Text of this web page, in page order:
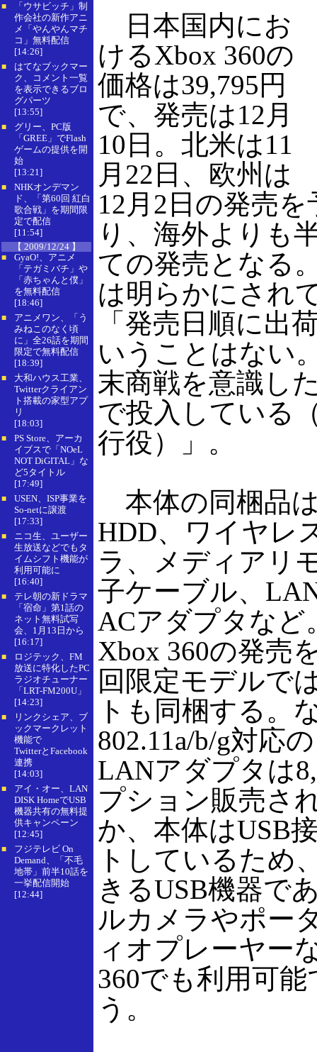
■
「ウサビッチ」制
作会社の新作アニ
メ「やんやんマチ
コ」無料配信
[14:26]
■
はてなブックマー
ク、コメント一覧
を表示できるブロ
グパーツ
[13:55]
■
グリー、PC版
「GREE」でFlash
ゲームの提供を開
始
[13:21]
■
NHKオンデマン
ド、「第60回 紅白
歌合戦」を期間限
定で配信
[11:54]
【 2009/12/24 】
■
GyaO!、アニメ
「テガミバチ」や
「赤ちゃんと僕」
を無料配信
[18:46]
■
アニメワン、「う
みねこのなく頃
に」全26話を期間
限定で無料配信
[18:39]
■
大和ハウス工業、
Twitterクライアン
ト搭載の家型アプ
リ
[18:03]
■
PS Store、アーカ
イブスで「NOeL
NOT DiGITAL」な
ど5タイトル
[17:49]
■
USEN、ISP事業を
So-netに譲渡
[17:33]
■
ニコ生、ユーザー
生放送などでもタ
イムシフト機能が
利用可能に
[16:40]
■
テレ朝の新ドラマ
「宿命」第1話の
ネット無料試写
会、1月13日から
[16:17]
■
ロジテック、FM
放送に特化したPC
ラジオチューナー
「LRT-FM200U」
[14:23]
■
リンクシェア、ブ
ックマークレット
機能で
TwitterとFacebook
連携
[14:03]
■
アイ・オー、LAN
DISK HomeでUSB
機器共有の無料提
供キャンペーン
[12:45]
■
フジテレビ On
Demand、「不毛
地帯」前半10話を
一挙配信開始
[12:44]
日本国内にお
けるXbox 360の
価格は39,795円
で、発売は12月
10日。北米は11
月22日、欧州は
12月2日の発売
り、海外よりも
ての発売となる
は明らかにされ
「発売日順に出
いうことはない
末商戦を意識し
で投入している
行役）」。
本体の同梱品
HDD、ワイヤレ
ラ、メディアリ
子ケーブル、
ACアダプタなど
Xbox 360の発売
回限定モデルで
トも同梱する。
802.11a/b/g対応
LANアダプタは
プション販売さ
か、本体はUSB
トしているため
きるUSB機器で
ルカメラやポー
ィオプレーヤー
360でも利用可
う。